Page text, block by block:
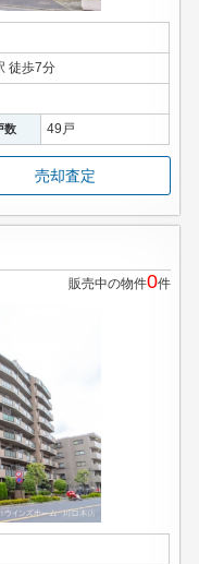
徒歩7分
数 49戸
売却査定
販売中の物件0件